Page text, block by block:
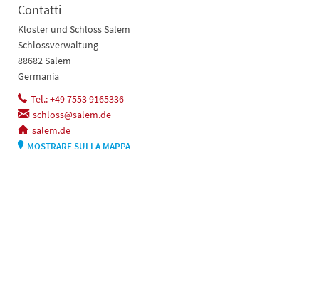
Contatti
Kloster und Schloss Salem
Schlossverwaltung
88682 Salem
Germania
Tel.: +49 7553 9165336
schloss@salem.de
salem.de
MOSTRARE SULLA MAPPA